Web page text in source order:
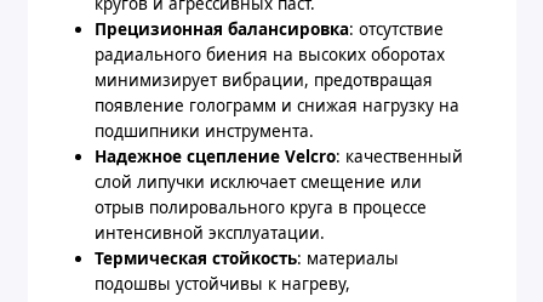
Прецизионная балансировка: отсутствие
радиального биения на высоких оборотах
минимизирует вибрации, предотвращая
появление голограмм и снижая нагрузку на
подшипники инструмента.
Надежное сцепление Velcro: качественный
слой липучки исключает смещение или
отрыв полировального круга в процессе
интенсивной эксплуатации.
Термическая стойкость: материалы
подошвы устойчивы к нагреву,